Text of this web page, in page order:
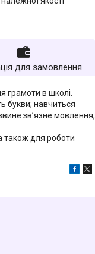
для замовлення
грамоти в школі.
букви; навчиться
зв’язне мовлення,
також для роботи